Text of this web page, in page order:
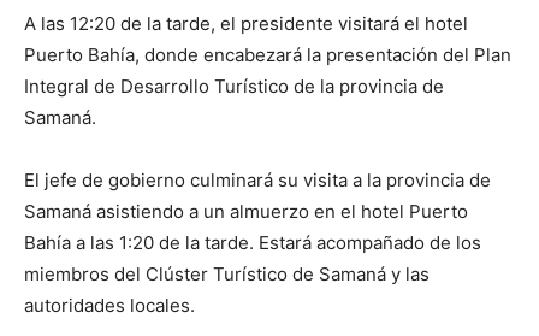
A las 12:20 de la tarde, el presidente visitará el hotel
Puerto Bahía, donde encabezará la presentación del Plan
Integral de Desarrollo Turístico de la provincia de
Samaná.
El jefe de gobierno culminará su visita a la provincia de
Samaná asistiendo a un almuerzo en el hotel Puerto
Bahía a las 1:20 de la tarde. Estará acompañado de los
miembros del Clúster Turístico de Samaná y las
autoridades locales.